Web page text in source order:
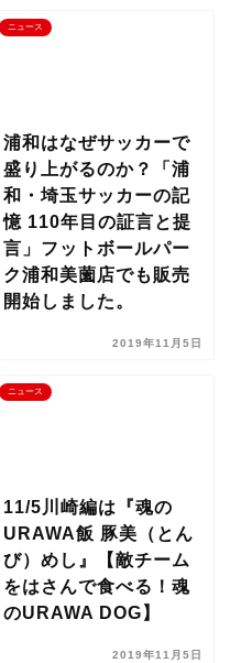
ニュース
浦和はなぜサッカーで
盛り上がるのか？「浦
和・埼玉サッカーの記
憶 110年目の証言と提
言」フットボールパー
ク浦和美薗店でも販売
開始しました。
2019年11月5日
ニュース
11/5川崎編は『魂の
URAWA飯 豚美（とん
び）めし』【敵チーム
をはさんで食べる！魂
のURAWA DOG】
2019年11月5日